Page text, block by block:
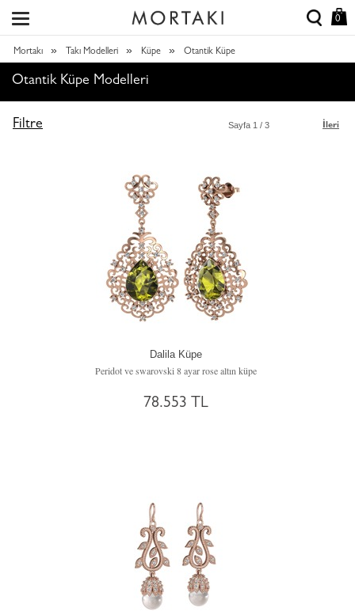
0
Mortakı » Takı Modelleri » Küpe » Otantik Küpe
Otantik Küpe Modelleri
Filtre İleri
Sayfa 1 / 3
Dalila Küpe
Peridot ve swarovski 8 ayar rose altın küpe
78.553 TL